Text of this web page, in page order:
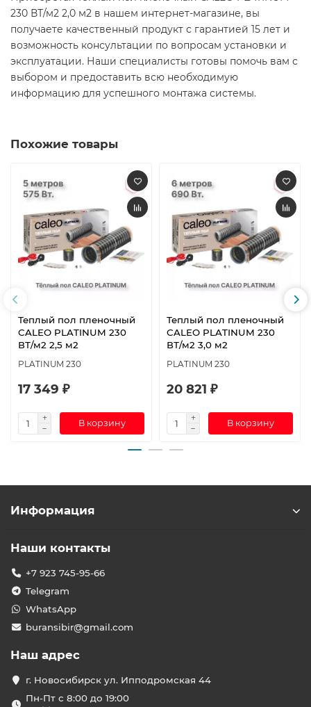
230 ВТ/м2 2,0 м2 в нашем интернет-магазине, вы
получаете качественный продукт с гарантией 15 лет и
возможность консультации по вопросам установки и
эксплуатации. Наши специалисты готовы помочь вам с
выбором и предоставить всю необходимую
информацию для успешного монтажа системы.​
Похожие товары
Теплый пол пленочный
CALEO PLATINUM 230
ВТ/м2 2,5 м2
PLATINUM 230
17 349 ₽
В корзину
Теплый пол пленочный
CALEO PLATINUM 230
ВТ/м2 3,0 м2
PLATINUM 230
20 821 ₽
В корзину
Информация
Наши контакты
+7 923 745-95-66
Telegram
WhatsApp
buransibir@gmail.com
Наш адрес
г. Новосибирск ул. Ипподромская 44
Пн-Пт с 8:00 до 19:00